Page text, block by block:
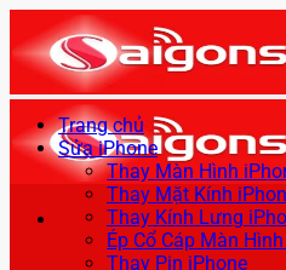
qua
nội
dung
Trang chủ
Sửa iPhone
Thay Màn Hình
Thay Mặt Kính
Thay Kính Lưng
Ép Cổ Cáp Màn
Thay Pin iPhone